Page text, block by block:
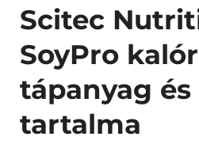
Scitec
SoyPro
tápanyag
tartalma